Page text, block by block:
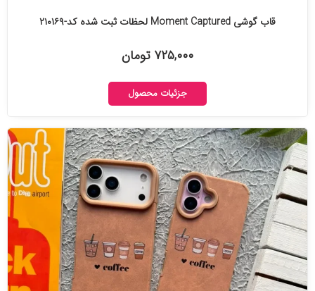
قاب گوشی Moment Captured لحظات ثبت شده کد-۲۱۰۱۶۹
۷۲۵,۰۰۰ تومان
جزئیات محصول